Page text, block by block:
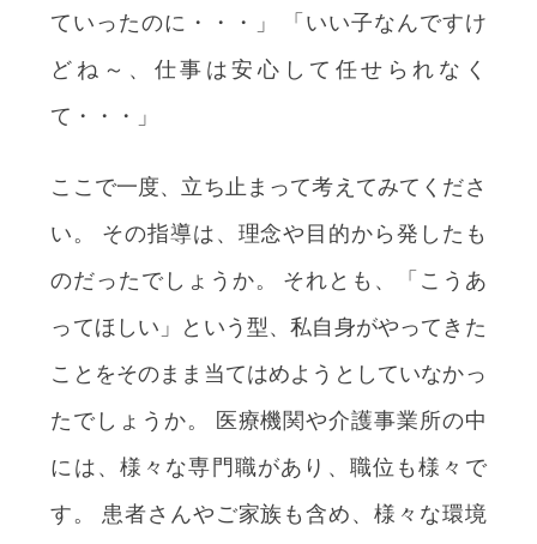
ていったのに・・・」 「いい子なんですけ
どね～、仕事は安心して任せられなく
て・・・」
ここで一度、立ち止まって考えてみてくださ
い。 その指導は、理念や目的から発したも
のだったでしょうか。 それとも、「こうあ
ってほしい」という型、私自身がやってきた
ことをそのまま当てはめようとしていなかっ
たでしょうか。 医療機関や介護事業所の中
には、様々な専門職があり、職位も様々で
す。 患者さんやご家族も含め、様々な環境